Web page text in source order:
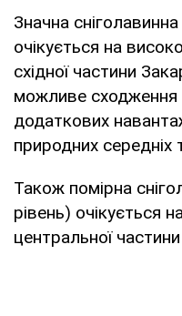
Значна
очікується на
східної частини
можливе сходження
додаткових
природних середніх
Також помірна
рівень) очікується
центральної